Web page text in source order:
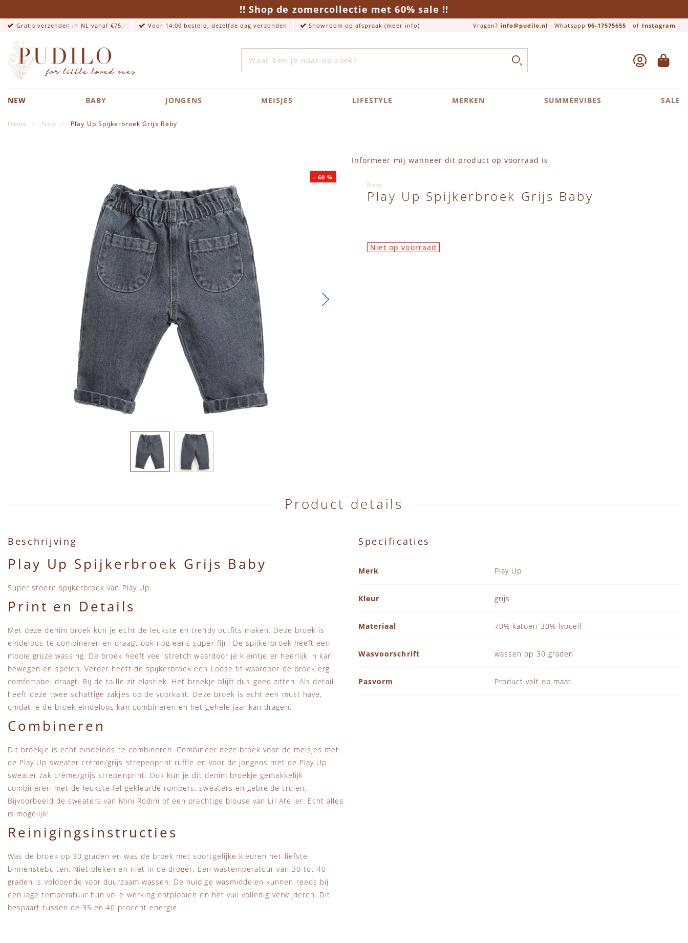
!! Shop de zomercollectie met 60% sale !!
Gratis verzenden in NL vanaf €75,- Voor 14:00 besteld, dezelfde dag verzonden Showroom op afspraak (meer info) Vragen? info@pudilo.nl Whatsapp 06-17575655 of Instagram
Close search
ZOEK ACCOUNT
NEW BABY JONGENS MEISJES LIFESTYLE MERKEN SUMMERVIBES SALE
Home New Play Up Spijkerbroek Grijs Baby
- 60 %
Informeer mij wanneer dit product op voorraad is
New
Play Up Spijkerbroek Grijs Baby
Niet op voorraad
Product details
Beschrijving
Play Up Spijkerbroek Grijs Baby
Super stoere spijkerbroek van Play Up
Print en Details
Met deze denim broek kun je echt de leukste en trendy outfits maken. Deze broek is
eindeloos te combineren en draagt ook nog eens super fijn! De spijkerbroek heeft een
mooie grijze wassing. De broek heeft veel stretch waardoor je kleintje er heerlijk in kan
bewegen en spelen. Verder heeft de spijkerbroek een Loose fit waardoor de broek erg
comfortabel draagt. Bij de taille zit elastiek. Het broekje blijft dus goed zitten. Als detail
heeft deze twee schattige zakjes op de voorkant. Deze broek is echt een must have,
omdat je de broek eindeloos kan combineren en het gehele jaar kan dragen.
Combineren
Dit broekje is echt eindeloos te combineren. Combineer deze broek voor de meisjes met
de Play Up sweater crème/grijs strepenprint ruffle en voor de jongens met de Play Up
sweater zak crème/grijs strepenprint. Ook kun je dit denim broekje gemakkelijk
combineren met de leukste fel gekleurde rompers, sweaters en gebreide truien.
Bijvoorbeeld de sweaters van Mini Rodini of een prachtige blouse van Lil Atelier. Echt alles
is mogelijk!
Reinigingsinstructies
Was de broek op 30 graden en was de broek met soortgelijke kleuren het liefste
binnenstebuiten. Niet bleken en niet in de droger. Een wastemperatuur van 30 tot 40
graden is voldoende voor duurzaam wassen. De huidige wasmiddelen kunnen reeds bij
een lage temperatuur hun volle werking ontplooien en het vuil volledig verwijderen. Dit
bespaart tussen de 35 en 40 procent energie.
Specificaties
Merk
Play Up
Kleur grijs
Materiaal 70% katoen 30% lyocell
Wasvoorschrift wassen op 30 graden
Pasvorm Product valt op maat